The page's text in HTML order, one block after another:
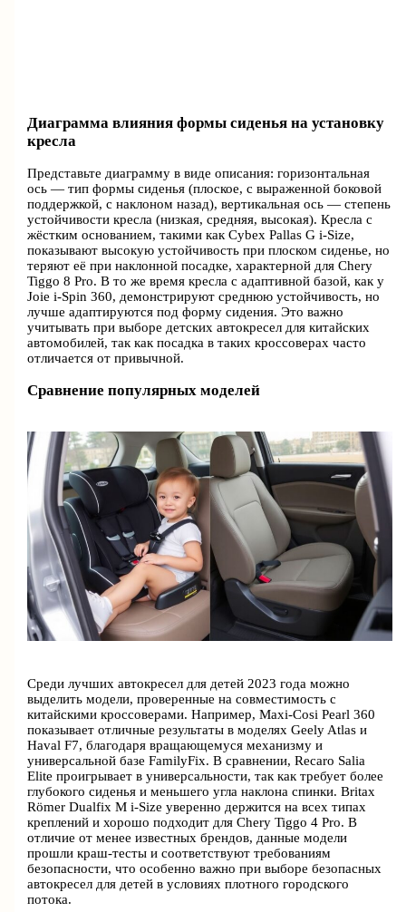
Диаграмма влияния формы сиденья на установку
кресла
Представьте диаграмму в виде описания: горизонтальная
ось — тип формы сиденья (плоское, с выраженной боковой
поддержкой, с наклоном назад), вертикальная ось — степень
устойчивости кресла (низкая, средняя, высокая). Кресла с
жёстким основанием, такими как Cybex Pallas G i-Size,
показывают высокую устойчивость при плоском сиденье, но
теряют её при наклонной посадке, характерной для Chery
Tiggo 8 Pro. В то же время кресла с адаптивной базой, как у
Joie i-Spin 360, демонстрируют среднюю устойчивость, но
лучше адаптируются под форму сидения. Это важно
учитывать при выборе детских автокресел для китайских
автомобилей, так как посадка в таких кроссоверах часто
отличается от привычной.
Сравнение популярных моделей
Среди лучших автокресел для детей 2023 года можно
выделить модели, проверенные на совместимость с
китайскими кроссоверами. Например, Maxi-Cosi Pearl 360
показывает отличные результаты в моделях Geely Atlas и
Haval F7, благодаря вращающемуся механизму и
универсальной базе FamilyFix. В сравнении, Recaro Salia
Elite проигрывает в универсальности, так как требует более
глубокого сиденья и меньшего угла наклона спинки. Britax
Römer Dualfix M i-Size уверенно держится на всех типах
креплений и хорошо подходит для Chery Tiggo 4 Pro. В
отличие от менее известных брендов, данные модели
прошли краш-тесты и соответствуют требованиям
безопасности, что особенно важно при выборе безопасных
автокресел для детей в условиях плотного городского
потока.